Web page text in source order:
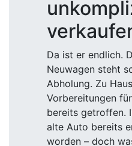
Da ist er endlich.
Neuwagen steht
Abholung. Zu
Vorbereitungen
bereits getroffen.
alte Auto bereits
worden – doch